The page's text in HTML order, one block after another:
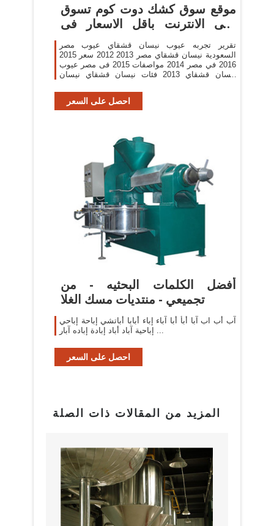
موقع سوق كشك دوت كوم تسوق
على الانترنت باقل الاسعار فى
تقرير تجربه عيوب نيسان قشقاي عيوب مصر
السعودية نيسان قشقاي مصر 2013 2012 سعر 2015
2016 في مصر 2014 مواصفات 2015 فى مصر عيوب
نيسان قشقاي 2013 فئات نيسان قشقاي نيسان
قشقاي
احصل على السعر
أفضل الكلمات البحثيه - من
تجميعي - منتديات مسك الغلا
آب أب اب آبا أبأ أبا آباء إباء أبابا أباتشي إباحة إباحي
إباحية آباد أباد إبادة إباده آبار ...
احصل على السعر
المزيد من المقالات ذات الصلة